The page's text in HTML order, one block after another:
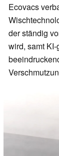
Ecovacs
der ständig
wird, samt